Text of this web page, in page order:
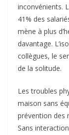
inconvénients.
41% des
mène à plus
davantage.
collègues, le
de la solitude.​
Les troubles
maison sans
prévention des
Sans